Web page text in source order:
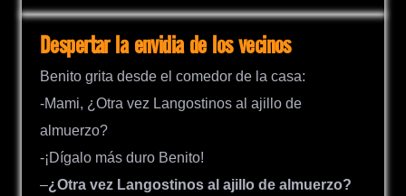
Despertar la envidia de los vecinos
Benito grita desde el comedor de la casa:
-Mami, ¿Otra vez Langostinos al ajillo de
almuerzo?
-¡Dígalo más duro Benito!
–¿Otra vez Langostinos al ajillo de almuerzo?